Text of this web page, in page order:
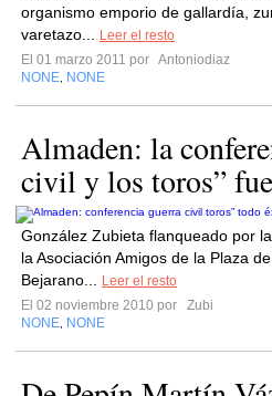
organismo emporio de gallardía,
varetazo...
Leer el resto
El 01 marzo 2011 por Antoniodiaz
NONE NONE
Almaden: la
civil y los toros”
González Zubieta flanqueado por
la Asociación Amigos de la Plaza
Bejarano...
Leer el resto
El 02 noviembre 2010 por
Zubi
NONE NONE